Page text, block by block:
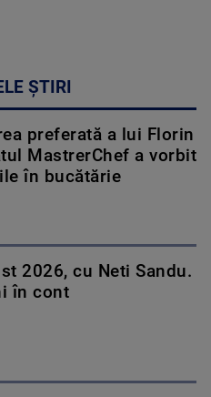
ȘTIRI
preferată a lui Florin
MastrerChef a vorbit
în bucătărie
2026, cu Neti Sandu.
în cont